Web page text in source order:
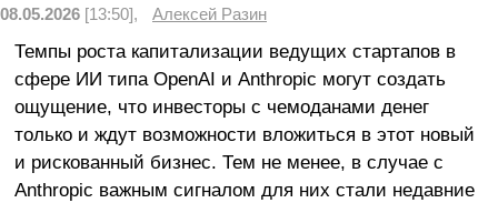
08.05.2026 [13:50], Алексей Разин
Темпы роста капитализации ведущих стартапов в
сфере ИИ типа OpenAI и Anthropic могут создать
ощущение, что инвесторы с чемоданами денег
только и ждут возможности вложиться в этот новый
и рискованный бизнес. Тем не менее, в случае с
Anthropic важным сигналом для них стали недавние